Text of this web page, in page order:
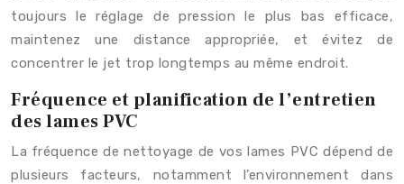
toujours le réglage de pression le plus bas efficace,
maintenez une distance appropriée, et évitez de
concentrer le jet trop longtemps au même endroit.
Fréquence et planification de l’entretien
des lames PVC
La fréquence de nettoyage de vos lames PVC dépend de
plusieurs facteurs, notamment l’environnement dans